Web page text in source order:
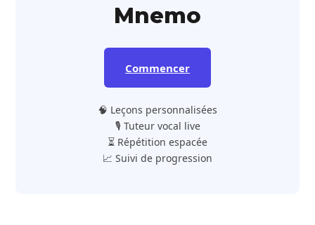
Mnemo
Commencer
🧠 Leçons personnalisées
🎙️ Tuteur vocal live
⏳ Répétition espacée
📈 Suivi de progression